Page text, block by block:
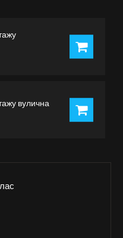
вулична